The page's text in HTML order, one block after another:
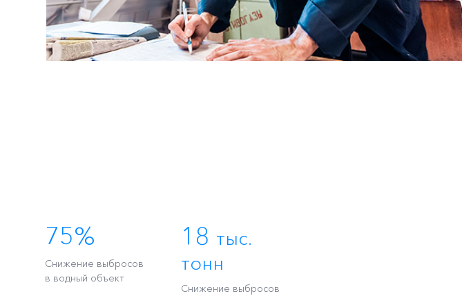
75%
Снижение выбросов
в водный объект
18 тыс.
тонн
Снижение выбросов